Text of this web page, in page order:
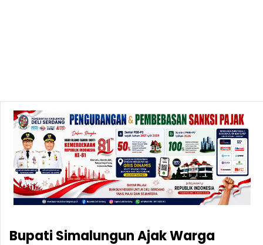
Bupati Simalungun Ajak Warga